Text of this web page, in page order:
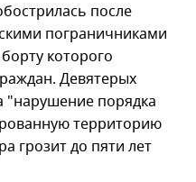
после
пограничниками
которого
Девятерых
"нарушение порядка
территорию
грозит до пяти лет